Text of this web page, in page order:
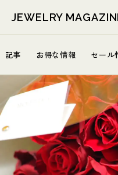
JEWELRY
記事 お得な情報 セール